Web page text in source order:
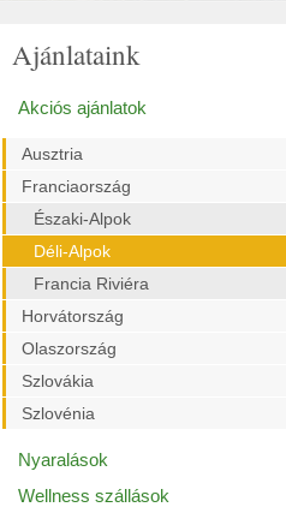
Ajánlataink
Akciós ajánlatok
Ausztria
Franciaország
Északi-Alpok
Déli-Alpok
Francia Riviéra
Horvátország
Olaszország
Szlovákia
Szlovénia
Nyaralások
Wellness szállások